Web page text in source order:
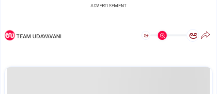
ADVERTISEMENT
TEAM UDAYAVANI ಅ ಅ